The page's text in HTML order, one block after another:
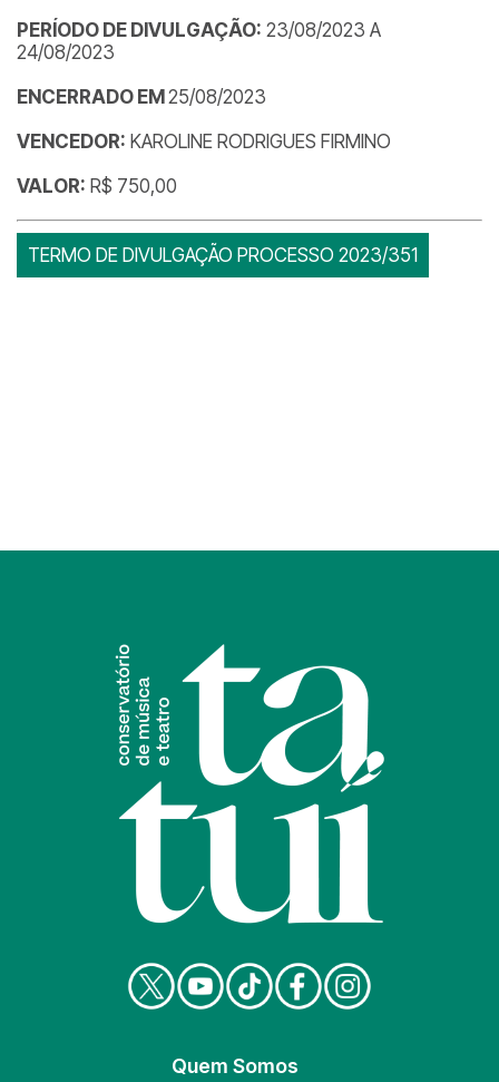
PERÍODO DE DIVULGAÇÃO: 23/08/2023 A
24/08/2023
ENCERRADO EM 25/08/2023
VENCEDOR: KAROLINE RODRIGUES FIRMINO
VALOR: R$ 750,00
TERMO DE DIVULGAÇÃO PROCESSO 2023/351
Quem Somos